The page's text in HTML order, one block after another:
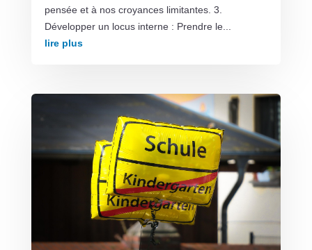
pensée et à nos croyances limitantes. 3.
Développer un locus interne : Prendre le...
lire plus